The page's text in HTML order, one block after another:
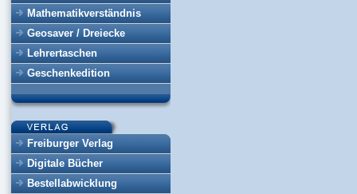
Mathematikverständnis
Geosaver / Dreiecke
Lehrertaschen
Geschenkedition
Freiburger Verlag
Digitale Bücher
Bestellabwicklung